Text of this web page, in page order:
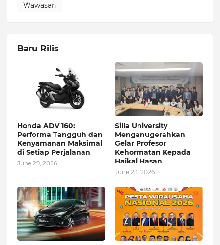
Wawasan
Baru Rilis
Honda ADV 160:
Performa Tangguh dan
Kenyamanan Maksimal
di Setiap Perjalanan
June 29, 2026
Silla University
Menganugerahkan
Gelar Profesor
Kehormatan Kepada
Haikal Hasan
June 23, 2026